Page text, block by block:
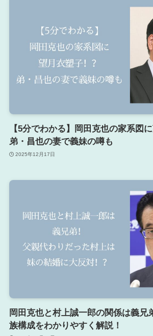
【5分でわかる】岡田克也の家系図
弟・昌也の妻で義妹の噂も
2025年12月17日
岡田克也と村上誠一郎の関係は義兄
族構成をわかりやすく解説！